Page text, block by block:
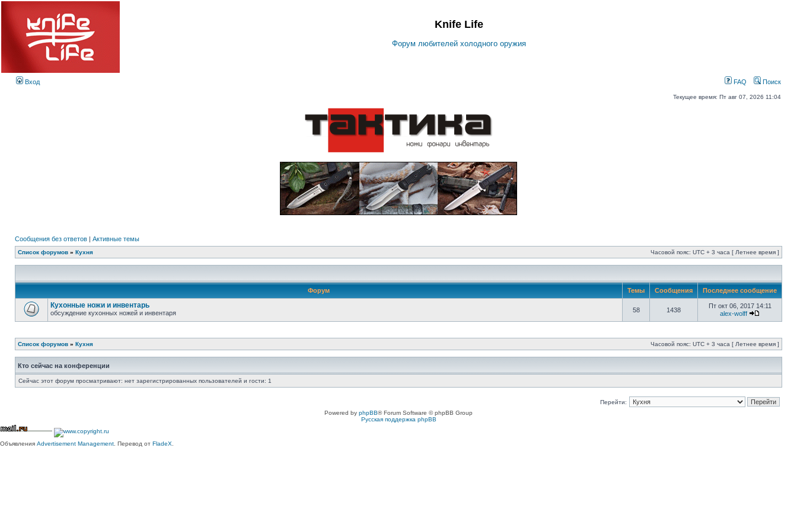
Knife Life
Форум любителей холодного оружия
Вход FAQ Поиск
Текущее время: Пт авг 07, 2026 11:04
Сообщения без ответов | Активные темы
Список форумов » Кухня Часовой пояс: UTC + 3 часа [ Летнее время ]
Форум Темы Сообщения Последнее сообщение
Кухонные ножи и инвентарь
обсуждение кухонных ножей и инвентаря 58 1438
Пт окт 06, 2017 14:11
alex-wolff
Список форумов » Кухня Часовой пояс: UTC + 3 часа [ Летнее время ]
Кто сейчас на конференции
Сейчас этот форум просматривают: нет зарегистрированных пользователей и гости: 1
Перейти:
Powered by phpBB® Forum Software © phpBB Group
Русская поддержка phpBB
Объявления Advertisement Management . Перевод от FladeX